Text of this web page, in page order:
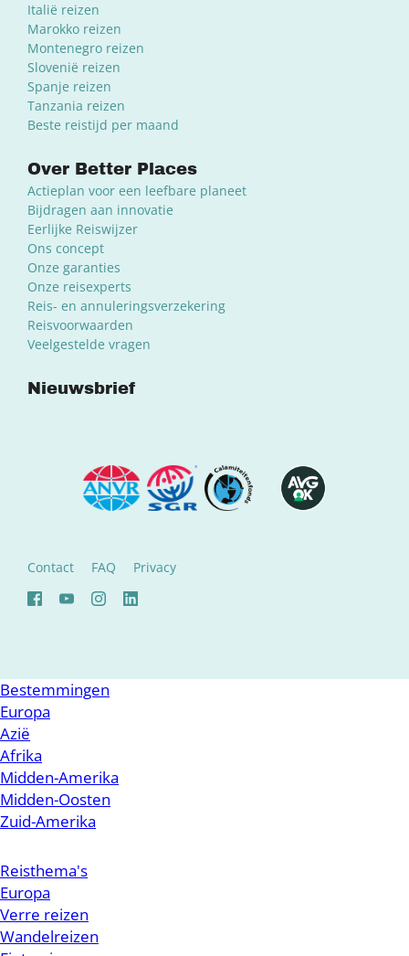
Italië reizen
Marokko reizen
Montenegro reizen
Slovenië reizen
Spanje reizen
Tanzania reizen
Beste reistijd per maand
Over Better Places
Actieplan voor een leefbare planeet
Bijdragen aan innovatie
Eerlijke Reiswijzer
Ons concept
Onze garanties
Onze reisexperts
Reis- en annuleringsverzekering
Reisvoorwaarden
Veelgestelde vragen
Nieuwsbrief
Contact FAQ Privacy
Bestemmingen
Europa
Azië
Afrika
Midden-Amerika
Midden-Oosten
Zuid-Amerika
Reisthema's
Europa
Verre reizen
Wandelreizen